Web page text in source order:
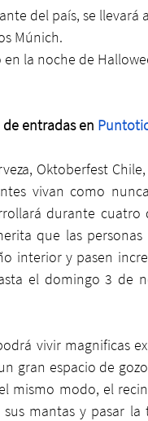
del país, se llevará
Múnich.
la noche de
entradas en
Oktoberfest
vivan como
durante
que las
interior y pasen
el domingo 3 de
vivir magnificas
gran espacio de
mismo modo, el
mantas y pasar